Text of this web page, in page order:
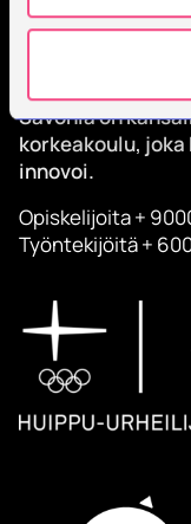
Savonia on
korkeakoulu,
innovoi.
Opiskelijoita +
Työntekijöitä +